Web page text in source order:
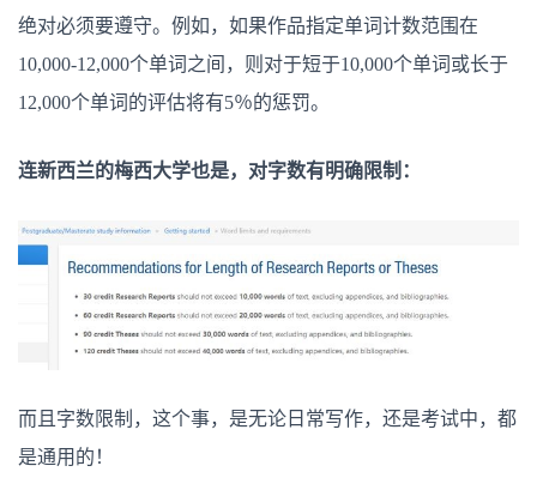
绝对必须要遵守。例如，如果作品指定单词计数范围在
10,000-12,000个单词之间，则对于短于10,000个单词或长于
12,000个单词的评估将有5％的惩罚。
连新西兰的梅西大学也是，对字数有明确限制：
而且字数限制，这个事，是无论日常写作，还是考试中，都
是通用的！